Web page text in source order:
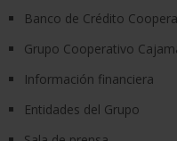
Banco de Crédito
Grupo Cooperativo
Información financiera
Entidades del Grupo